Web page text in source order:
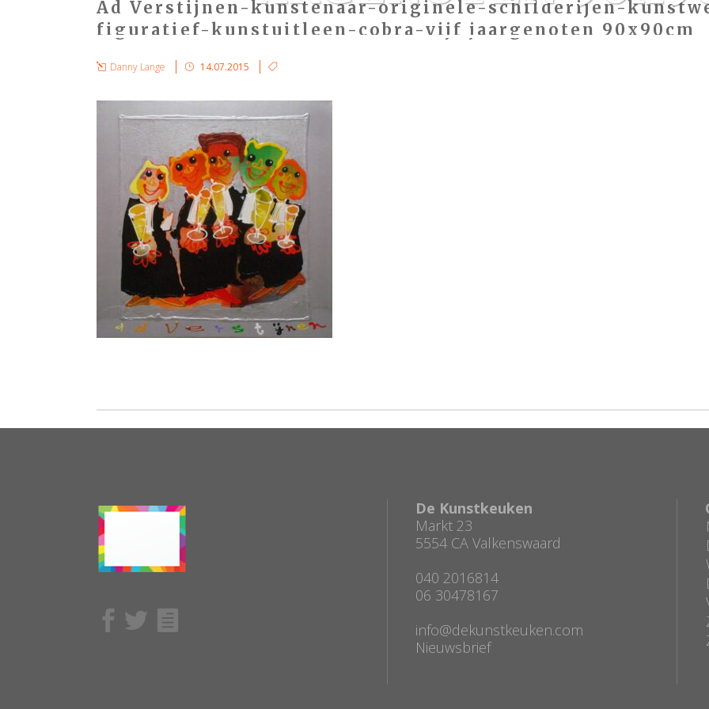
Ad Verstijnen-kunstenaar-originele-schilderijen-
figuratief-kunstuitleen-cobra-vijf jaargenoten 90x90cm
Danny Lange 14.07.2015
De Kunstkeuken
Markt 23
5554 CA Valkenswaard
040 2016814
06 30478167
info@dekunstkeuken.com
Nieuwsbrief